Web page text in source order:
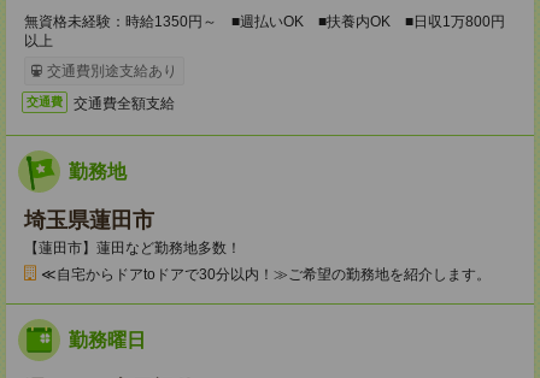
無資格未経験：時給1350円～ ■週払いOK ■扶養内OK ■日収1万800円
以上
交通費別途支給あり
交通費 交通費全額支給
勤務地
埼玉県蓮田市
【蓮田市】蓮田など勤務地多数！
≪自宅からドアtoドアで30分以内！≫ご希望の勤務地を紹介します。
勤務曜日